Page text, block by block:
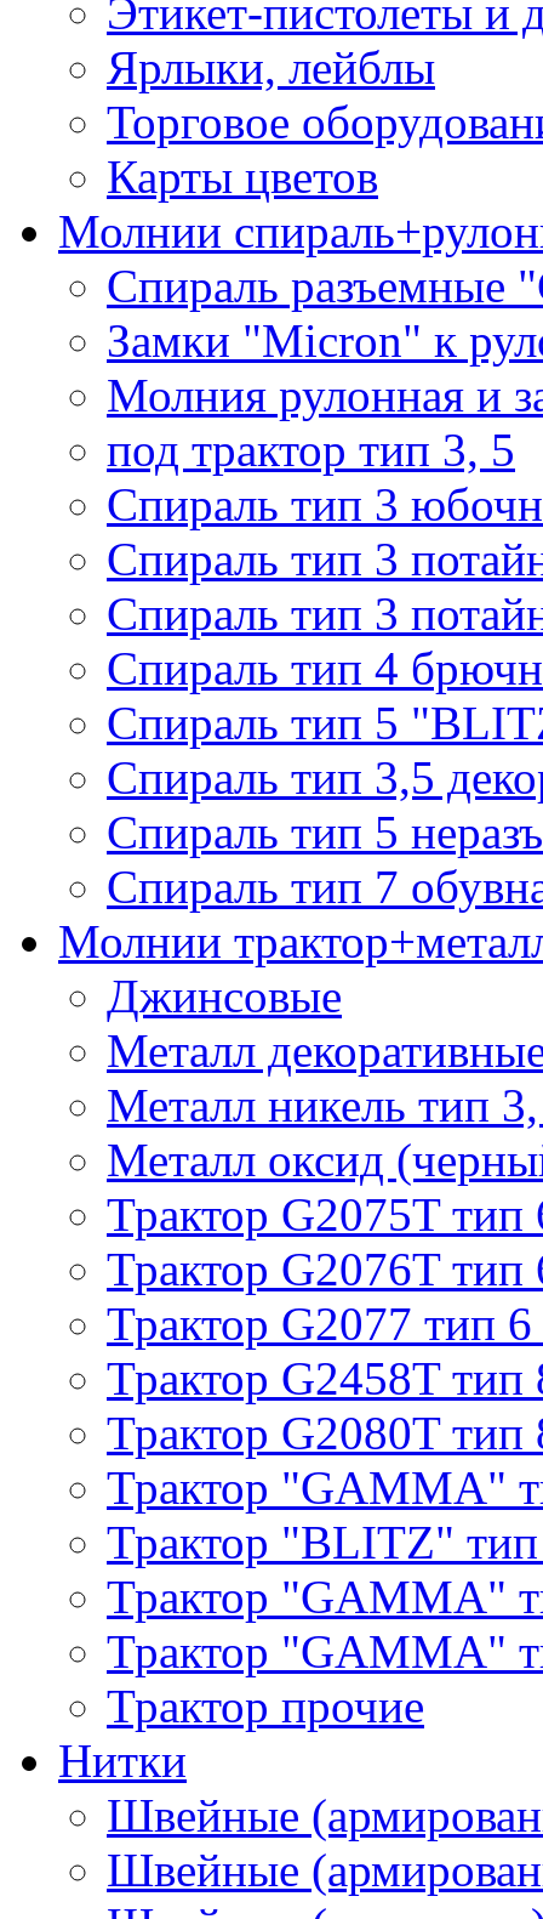
Этикет-пистолеты и
Ярлыки, лейблы
Торговое
Карты цветов
Молнии
Спираль разъемные
Замки "Micron" к
Молния рулонная и
под трактор тип 3, 5
Спираль тип 3
Спираль тип 3
Спираль тип 3
Спираль тип 4
Спираль тип 5
Спираль тип 3,5
Спираль тип 5
Спираль тип 7
Молнии
Джинсовые
Металл
Металл никель тип
Металл оксид
Трактор G2075T тип
Трактор G2076T тип
Трактор G2077 тип 6
Трактор G2458T тип
Трактор G2080T тип
Трактор "GAMMA"
Трактор "BLITZ"
Трактор "GAMMA"
Трактор "GAMMA"
Трактор прочие
Нитки
Швейные
Швейные